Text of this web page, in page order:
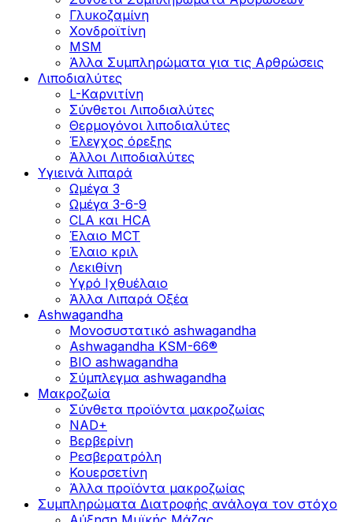
Γλυκοζαμίνη
Χονδροϊτίνη
MSM
Άλλα Συμπληρώματα για τις Αρθρώσεις
Λιποδιαλύτες
L-Kαρνιτίνη
Σύνθετοι Λιποδιαλύτες
Θερμογόνοι λιποδιαλύτες
Έλεγχος όρεξης
Άλλοι Λιποδιαλύτες
Υγιεινά λιπαρά
Ωμέγα 3
Ωμέγα 3-6-9
CLA και HCA
Έλαιο MCT
Έλαιο κριλ
Λεκιθίνη
Υγρό Ιχθυέλαιο
Άλλα Λιπαρά Οξέα
Ashwagandha
Μονοσυστατικό ashwagandha
Ashwagandha KSM-66®
BIO ashwagandha
Σύμπλεγμα ashwagandha
Μακροζωία
Σύνθετα προϊόντα μακροζωίας
NAD+
Βερβερίνη
Ρεσβερατρόλη
Κουερσετίνη
Άλλα προϊόντα μακροζωίας
Συμπληρώματα Διατροφής ανάλογα τον στόχο